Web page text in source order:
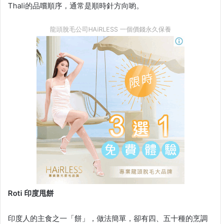
Thali的品嚐順序，通常是順時針方向喲。
龍頭脫毛公司HAiRLESS 一個價錢永久保養
Roti 印度甩餅
印度人的主食之一「餅」，做法簡單，卻有四、五十種的烹調